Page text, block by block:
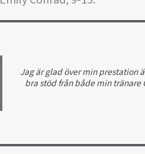
Jag är glad över min prestation
bra stöd från både min tränare